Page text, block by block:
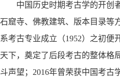
中国历史时期考古学的开创
石窟寺、佛教建筑、版本目录等
系考古专业成立（1952）之初便
天下，奠定了后段考古的整体格
斗声望； 2016年曾荣获中国考古